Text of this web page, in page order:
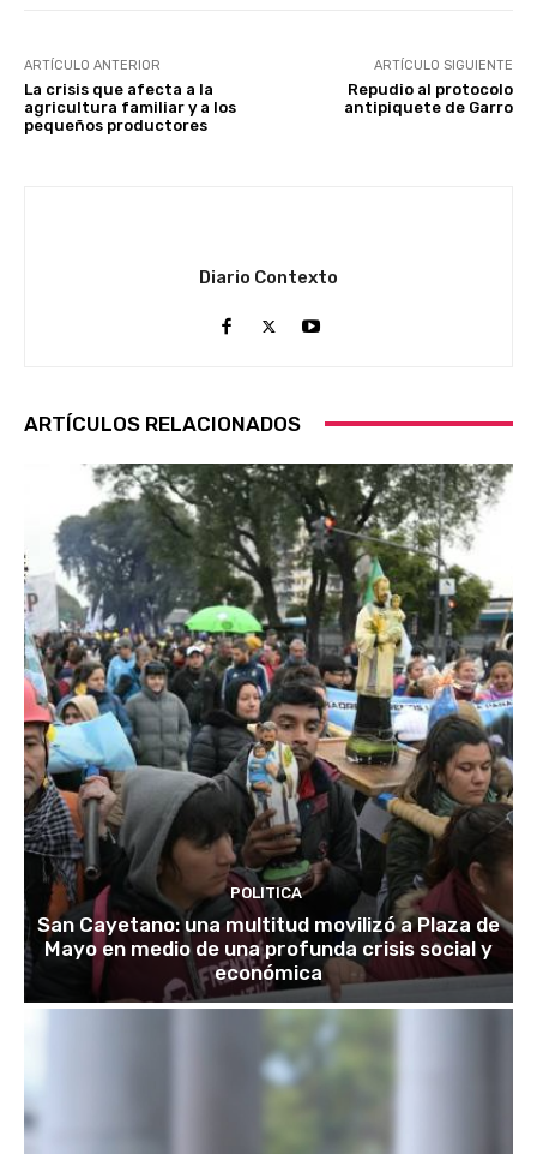
ARTÍCULO ANTERIOR
La crisis que afecta a la
agricultura familiar y a los
pequeños productores
ARTÍCULO SIGUIENTE
Repudio al protocolo
antipiquete de Garro
Diario Contexto
ARTÍCULOS RELACIONADOS
POLITICA
San Cayetano: una multitud movilizó a Plaza de
Mayo en medio de una profunda crisis social y
económica